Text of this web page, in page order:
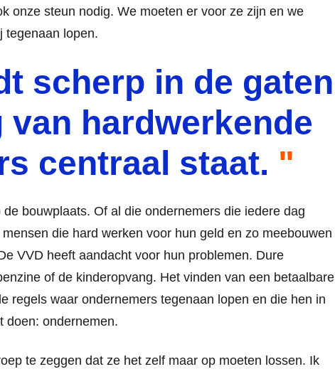
onze steun nodig. We moeten er voor ze zijn en we
tegenaan lopen.
scherp in de gaten
van hardwerkende
centraal staat.
bouwplaats. Of al die ondernemers die iedere dag
die hard werken voor hun geld en zo meebouwen
VVD heeft aandacht voor hun problemen. Dure
of de kinderopvang. Het vinden van een betaalbare
regels waar ondernemers tegenaan lopen en die hen in
doen: ondernemen.
te zeggen dat ze het zelf maar op moeten lossen. Ik